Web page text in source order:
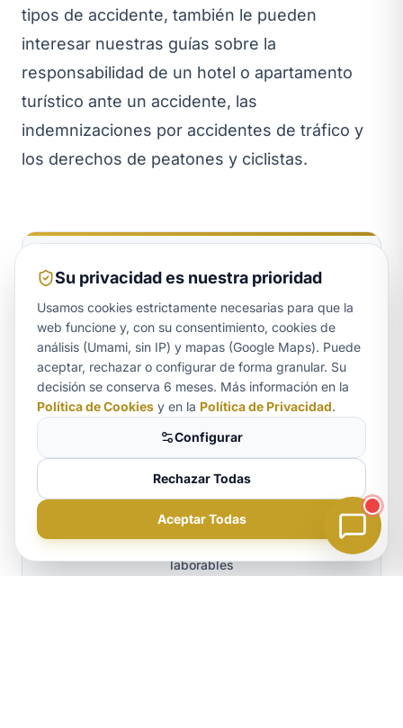
tipos de accidente, también le pueden
interesar nuestras guías sobre la
responsabilidad de un hotel o apartamento
turístico ante un accidente, las
indemnizaciones por accidentes de tráfico y
los derechos de peatones y ciclistas.
¿Este artículo refleja su
situación actual?
La información general orienta, pero
cada caso es único. Solicite un
estudio de viabilidad personalizado y
Atención 100% confidencial · Respuesta en 24h
laborables
Aurora
ASISTENTE LEGAL
Su privacidad es nuestra prioridad
Usamos cookies estrictamente necesarias para que la
web funcione y, con su consentimiento, cookies de
análisis (Umami, sin IP) y mapas (Google Maps). Puede
aceptar, rechazar o configurar de forma granular. Su
decisión se conserva 6 meses. Más información en la
Política de Cookies y en la Política de Privacidad.
Configurar
Rechazar Todas
Aceptar Todas